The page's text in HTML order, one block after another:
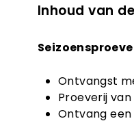
Inhoud van
Ontvangst
Proeverij
Ontvang